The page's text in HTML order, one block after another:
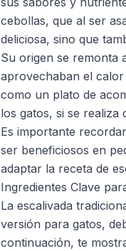
cebollas, que al ser
deliciosa, sino que
Su origen se remonta
aprovechaban el
como un plato de
los gatos, si se realiza
Es importante
ser beneficiosos en
adaptar la receta de
Ingredientes Clave
La escalivada
versión para gatos,
continuación, te